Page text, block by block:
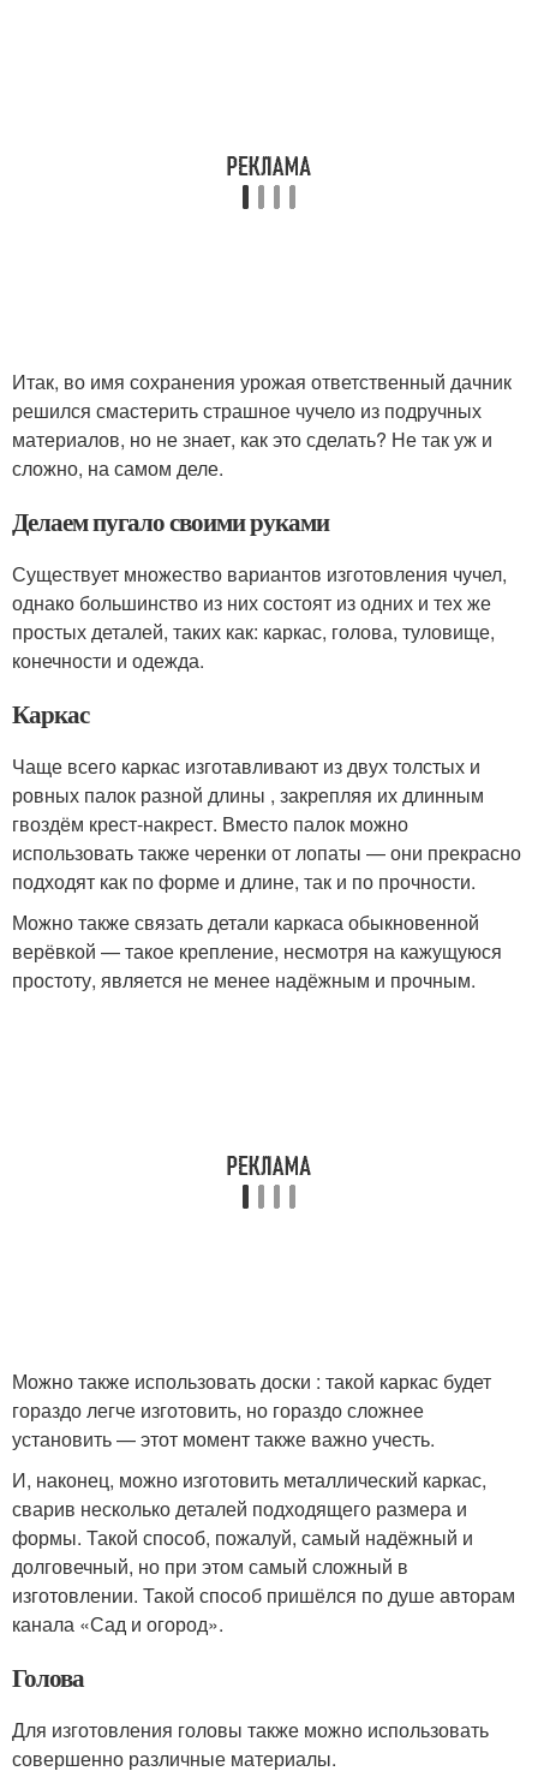
Итак, во имя сохранения урожая ответственный дачник
решился смастерить страшное чучело из подручных
материалов, но не знает, как это сделать? Не так уж и
сложно, на самом деле.
Делаем пугало своими руками
Существует множество вариантов изготовления чучел,
однако большинство из них состоят из одних и тех же
простых деталей, таких как: каркас, голова, туловище,
конечности и одежда.
Каркас
Чаще всего каркас изготавливают из двух толстых и
ровных палок разной длины , закрепляя их длинным
гвоздём крест-накрест. Вместо палок можно
использовать также черенки от лопаты — они прекрасно
подходят как по форме и длине, так и по прочности.
Можно также связать детали каркаса обыкновенной
верёвкой — такое крепление, несмотря на кажущуюся
простоту, является не менее надёжным и прочным.
Можно также использовать доски : такой каркас будет
гораздо легче изготовить, но гораздо сложнее
установить — этот момент также важно учесть.
И, наконец, можно изготовить металлический каркас,
сварив несколько деталей подходящего размера и
формы. Такой способ, пожалуй, самый надёжный и
долговечный, но при этом самый сложный в
изготовлении. Такой способ пришёлся по душе авторам
канала «Сад и огород».
Голова
Для изготовления головы также можно использовать
совершенно различные материалы.